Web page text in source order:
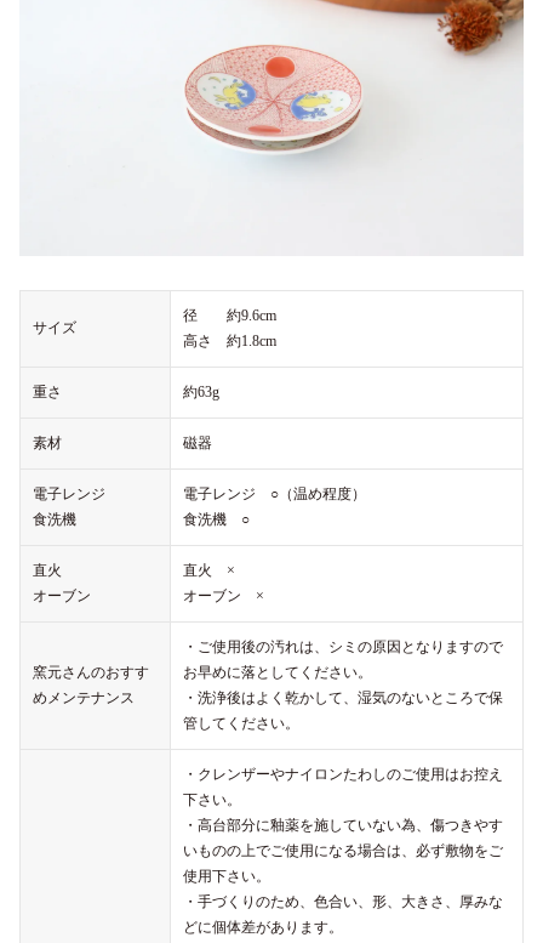
サイズ
径 約9.6cm
高さ 約1.8cm
重さ 約63g
素材 磁器
電子レンジ
食洗機
電子レンジ ○（温め程度）
食洗機 ○
直火
オーブン
直火 ×
オーブン ×
窯元さんのおすす
めメンテナンス
・ご使用後の汚れは、シミの原因となりますので
お早めに落としてください。
・洗浄後はよく乾かして、湿気のないところで保
管してください。
・クレンザーやナイロンたわしのご使用はお控え
下さい。
・高台部分に釉薬を施していない為、傷つきやす
いものの上でご使用になる場合は、必ず敷物をご
使用下さい。
・手づくりのため、色合い、形、大きさ、厚みな
どに個体差があります。